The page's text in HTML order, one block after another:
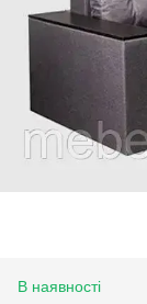
В наявності